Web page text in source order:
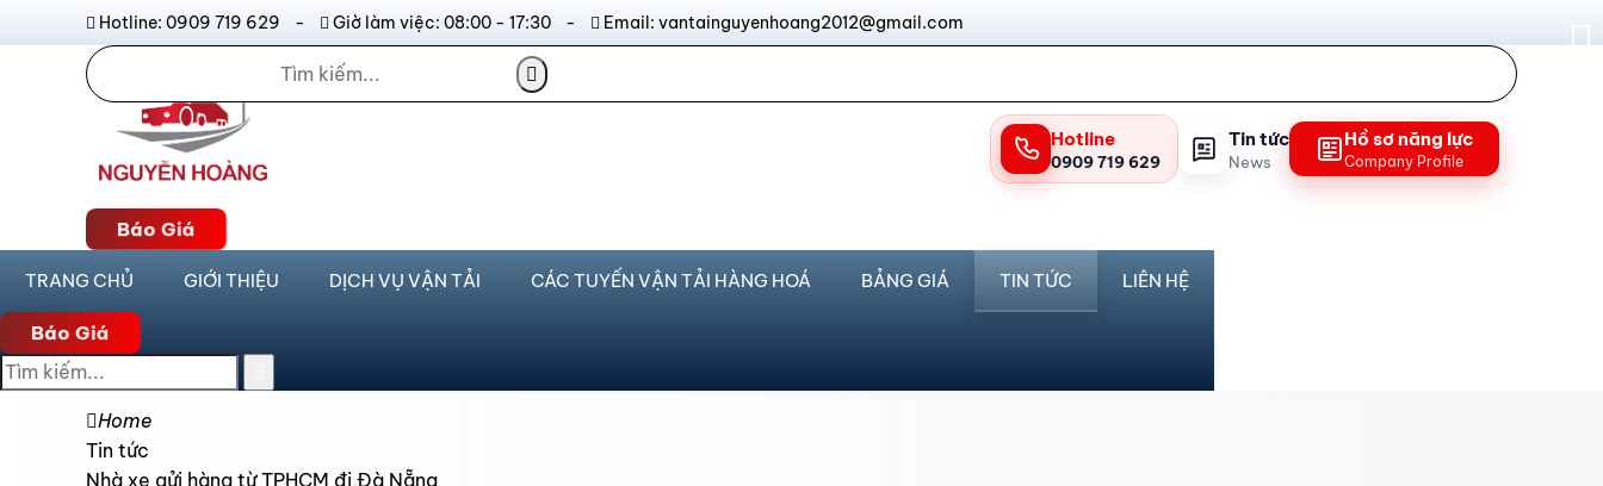
Hotline: 0909 719 629 - Giờ làm việc: 08:00 - 17:30 - Email: vantainguyenhoang2012@gmail.com
Báo Giá
Hotline
0909 719 629
Tin tức
News
Hồ sơ năng lực
Company Profile
TRANG CHỦ GIỚI THIỆU DỊCH VỤ VẬN TẢI CÁC TUYẾN VẬN TẢI HÀNG HOÁ BẢNG GIÁ TIN TỨC LIÊN HỆ
Báo Giá
Home
Tin tức
Nhà xe gửi hàng từ TPHCM đi Đà Nẵng